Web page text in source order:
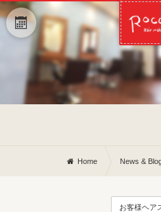
Home News &
お客様ヘア